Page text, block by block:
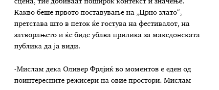
Какво беше првото поставување на „Црно злато“,
претстава што в петок ќе гостува на фестивалот, на
затворањето и ќе биде убава прилика за македонската
публика да ја види.
-Мислам дека Оливер Фрлјиќ во моментов е еден од
поинтересните режисери на овие простори. Мислам